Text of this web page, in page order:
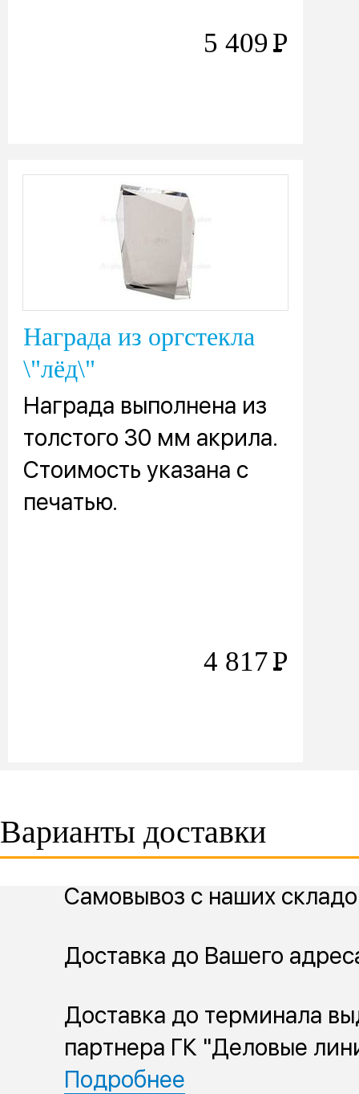
5 409 Р
Награда из оргстекла
\"лёд\"
Награда выполнена из
толстого 30 мм акрила.
Стоимость указана с
печатью.
4 817Р
Варианты доставки
Самовывоз с наших
Доставка до Вашего
Доставка до терминала
партнера ГК "Деловые
Подробнее